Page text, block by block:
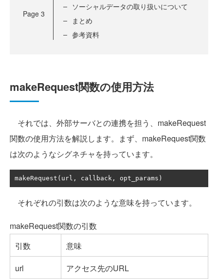
Page 3
ソーシャルデータの取り扱いについて
まとめ
参考資料
makeRequest関数の使用方法
それでは、外部サーバとの連携を担う、makeRequest
関数の使用方法を解説します。まず、makeRequest関数
は次のようなシグネチャを持っています。
makeRequest ( url , callback , opt_params )
それぞれの引数は次のような意味を持っています。
makeRequest関数の引数
引数
意味
url
アクセス先のURL